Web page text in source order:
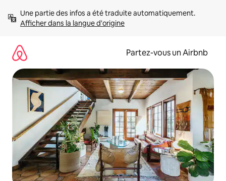
directement
Afficher dans la langue d'origine
Partez-vous un Airbnb